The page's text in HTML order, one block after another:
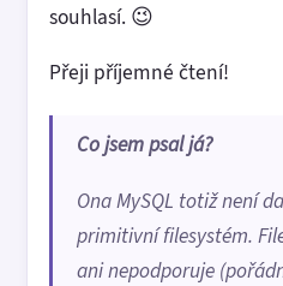
souhlasí. 😉
Přeji příjemné čtení!
Co jsem psal já?
Ona MySQL totiž není
primitivní filesystém.
ani nepodporuje